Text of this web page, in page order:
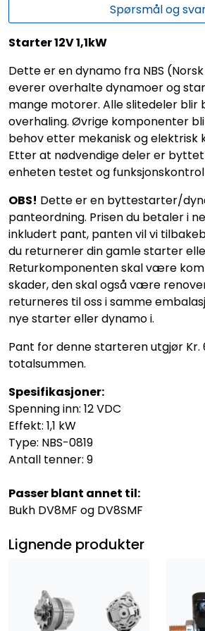
Spørsmål og
Starter 12V 1,1kW
Dette er en dynamo fra NBS
everer overhalte dynamoer og
mange motorer. Alle slitedeler blir
overhaling. Øvrige komponenter
behov etter mekanisk og elektrisk
Etter at nødvendige deler er
enheten testet og
OBS! Dette er en byttestarter/
panteordning. Prisen du betaler i
inkludert pant, panten vil vi
du returnerer din gamle starter
Returkomponenten skal være
skader, den skal også være
returneres til oss i samme
nye starter eller dynamo i.
Pant for denne starteren utgjør Kr.
totalsummen.
Spesifikasjoner:
Spenning inn: 12 VDC
Effekt: 1,1 kW
Type: NBS-0819
Antall tenner: 9
Passer blant annet til:
Bukh DV8MF og DV8SMF
Lignende produkter